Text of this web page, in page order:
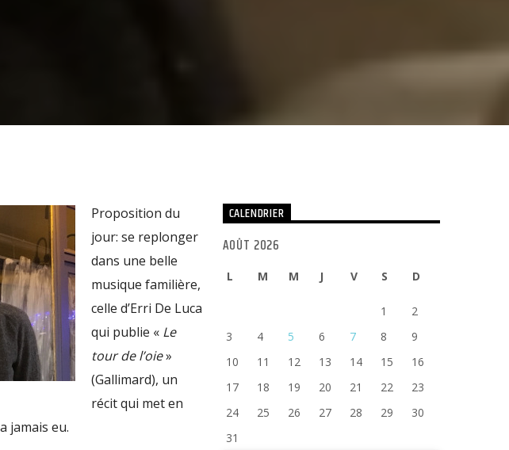
Proposition du
jour: se replonger
dans une belle
musique familière,
celle d’Erri De Luca
qui publie « Le
tour de l’oie»
(Gallimard), un
récit qui met en
jamais eu.
CALENDRIER
AOÛT 2026
L M M J V S D
1
2
3
4 5 6 7 8
9
10
11 12 13 14 15
16
17
18 19 20 21 22
23
24
25 26 27 28 29
30
31